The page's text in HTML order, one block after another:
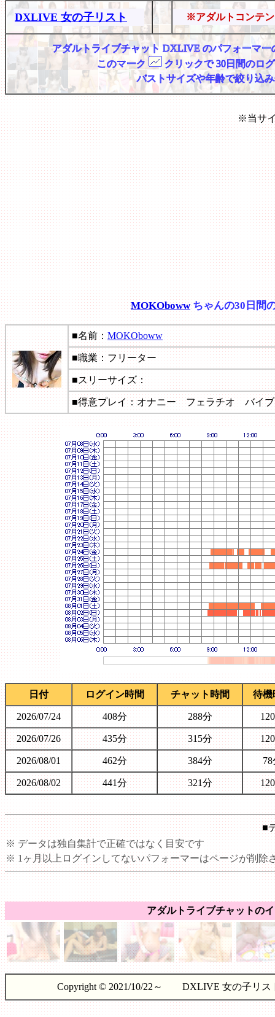
DXLIVE 女の子リスト ※アダルトコンテ
アダルトライブチャット DXLIVE のパフォーマ
このマーク
クリックで 30日間のロ
バストサイズや年齢で絞り込
※当サ
MOKObowwちゃんの30日間
■名前：MOKOboww
■職業：フリーター
■スリーサイズ：
■得意プレイ：オナニー フェラチオ バ
日付 ログイン時間 チャット時間 待機
2026/07/24 408分 288分
2026/07/26 435分 315分
2026/08/01 462分 384分 78
2026/08/02 441分 321分
■
※ データは独自集計で正確ではなく目安です
※ 1ヶ月以上ログインしてないパフォーマーはページが削除
アダルトライブチャットの
Copyright © 2021/10/22～ DXLIVE 女の子